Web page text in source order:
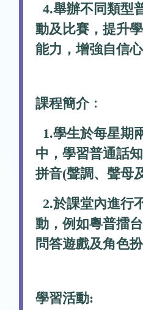
4.舉辦不同類型
動及比賽，提升
能力，增強自信心
課程簡介﹕
1.學生於每星期
中，學習普通話
拼音(聲調、聲母
2.於課堂內進行
動，例如粵普擂
問答遊戲及角色扮
學習活動: